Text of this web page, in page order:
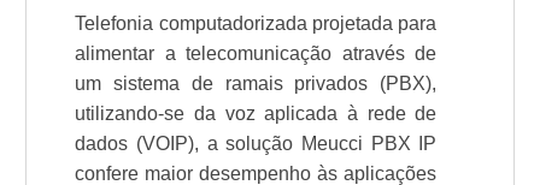
Telefonia computadorizada projetada para
alimentar a telecomunicação através de
um sistema de ramais privados (PBX),
utilizando-se da voz aplicada à rede de
dados (VOIP), a solução Meucci PBX IP
confere maior desempenho às aplicações